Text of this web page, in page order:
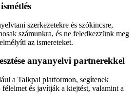
szerkezetekre és szókincsre,
számunkra, és ne feledkezzünk meg
az ismereteket.
anyanyelvi partnerekkel
a Talkpal platformon, segítenek
és javítják a kiejtést, valamint a